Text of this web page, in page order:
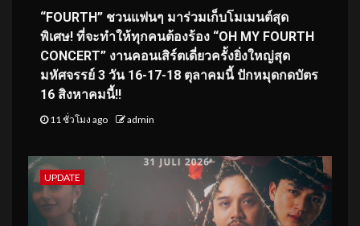
“FOURTH” ชวนแฟนๆ มาร่วมเก็บโมเมนต์สุด
พิเศษ! ที่จะทำให้ทุกคนต้องร้อง “OH MY FOURTH
CONCERT” งานคอนเสิร์ตเดี่ยวครั้งยิ่งใหญ่สุด
มหัศจรรย์ 3 วัน 16-17-18 ตุลาคมนี้ ปักหมุดกดบัตร
16 สิงหาคมนี้!!
11 ชั่วโมง ago admin
UPDATE